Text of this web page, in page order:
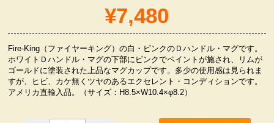
服飾小物雑貨
¥7,480
Fire-King（ファイヤーキング）の白・ピンクのＤハンドル・マグです。
ホワイトＤハンドル・マグの下部にピンクでペイントが施され、リムが
ゴールドに塗装された上品なマグカップです。多少の使用感は見られま
すが、ヒビ、カケ無くツヤのあるエクセレント・コンディションです。
アメリカ直輸入品。（サイズ：H8.5×W10.4×φ8.2）